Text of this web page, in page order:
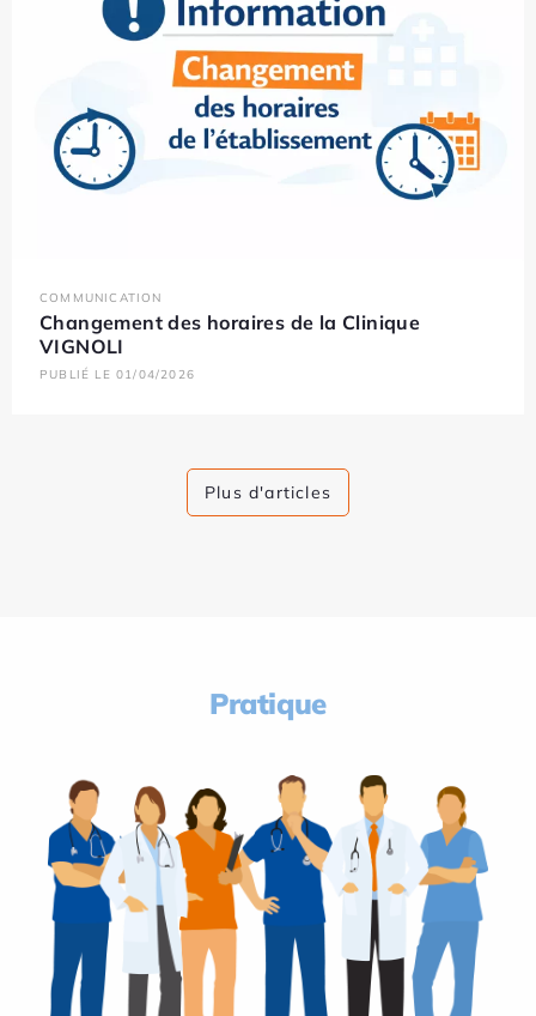
COMMUNICATION
Changement des horaires de la Clinique
VIGNOLI
PUBLIÉ LE 01/04/2026
Plus d'articles
Pratique